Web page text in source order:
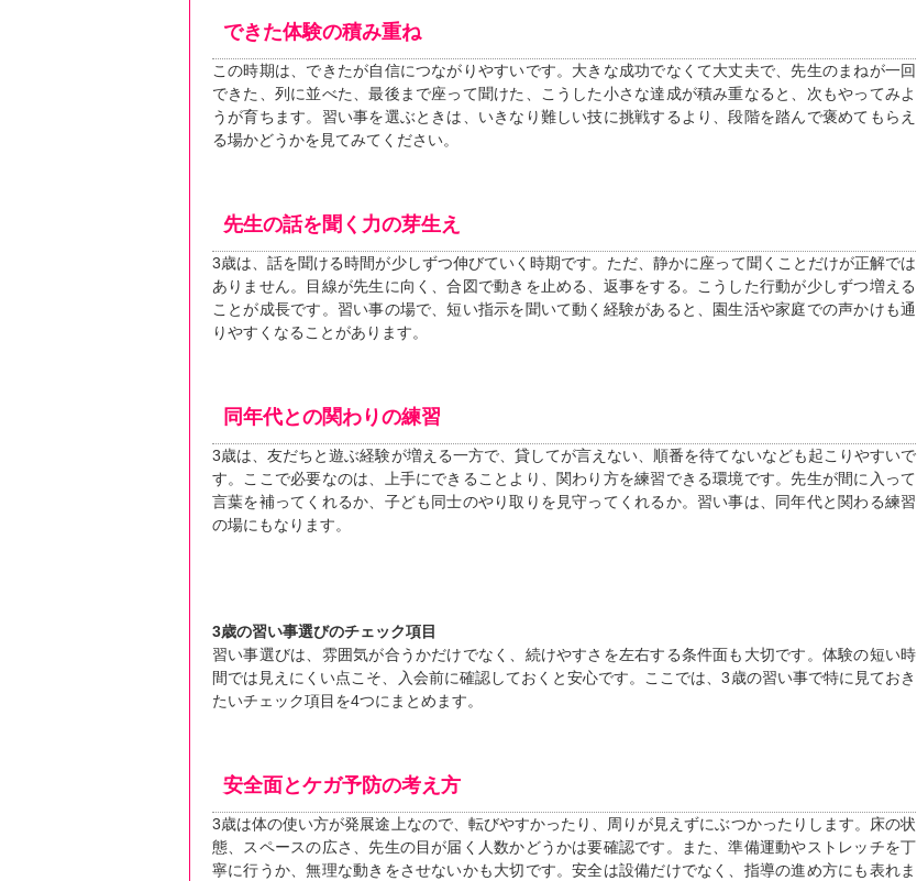
できた体験の積み重ね
この時期は、できたが自信につながりやすいです。大きな成功でなくて大丈夫で、先生のまねが一回
できた、列に並べた、最後まで座って聞けた、こうした小さな達成が積み重なると、次もやってみよ
うが育ちます。習い事を選ぶときは、いきなり難しい技に挑戦するより、段階を踏んで褒めてもらえ
る場かどうかを見てみてください。
先生の話を聞く力の芽生え
3歳は、話を聞ける時間が少しずつ伸びていく時期です。ただ、静かに座って聞くことだけが正解では
ありません。目線が先生に向く、合図で動きを止める、返事をする。こうした行動が少しずつ増える
ことが成長です。習い事の場で、短い指示を聞いて動く経験があると、園生活や家庭での声かけも通
りやすくなることがあります。
同年代との関わりの練習
3歳は、友だちと遊ぶ経験が増える一方で、貸してが言えない、順番を待てないなども起こりやすいで
す。ここで必要なのは、上手にできることより、関わり方を練習できる環境です。先生が間に入って
言葉を補ってくれるか、子ども同士のやり取りを見守ってくれるか。習い事は、同年代と関わる練習
の場にもなります。
3歳の習い事選びのチェック項目
習い事選びは、雰囲気が合うかだけでなく、続けやすさを左右する条件面も大切です。体験の短い時
間では見えにくい点こそ、入会前に確認しておくと安心です。ここでは、3歳の習い事で特に見ておき
たいチェック項目を4つにまとめます。
安全面とケガ予防の考え方
3歳は体の使い方が発展途上なので、転びやすかったり、周りが見えずにぶつかったりします。床の状
態、スペースの広さ、先生の目が届く人数かどうかは要確認です。また、準備運動やストレッチを丁
寧に行うか、無理な動きをさせないかも大切です。安全は設備だけでなく、指導の進め方にも表れま